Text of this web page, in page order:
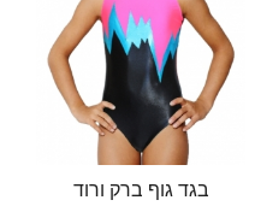
בגד גוף ברק ורוד